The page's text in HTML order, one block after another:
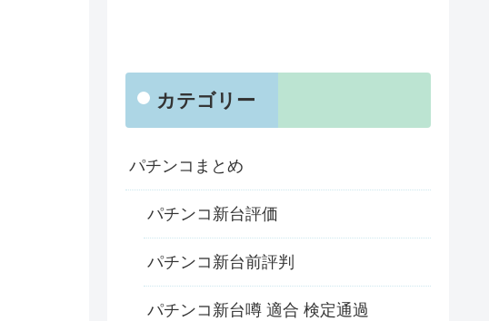
カテゴリー
パチンコまとめ
パチンコ新台評価
パチンコ新台前評判
パチンコ新台噂 適合 検定通過